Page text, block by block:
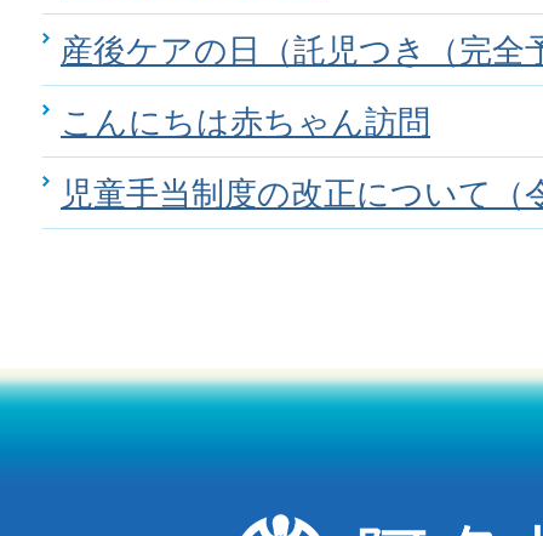
産後ケアの日（託児つき（完全
こんにちは赤ちゃん訪問
児童手当制度の改正について（